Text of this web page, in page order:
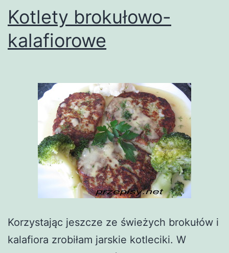
Kotlety brokułowo-
kalafiorowe
Korzystając jeszcze ze świeżych brokułów i
kalafiora zrobiłam jarskie kotleciki. W